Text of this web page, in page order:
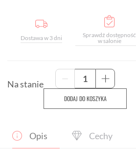
Dostawa w 3 dni
Sprawdź dostępność
w salonie
Na stanie -
ilość
Wysokie
Blendr
Garmin
+
DODAJ DO KOSZYKA
Opis Cechy